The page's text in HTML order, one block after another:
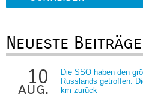
Neueste Beiträge
10
aug.
Die SSO haben den
Russlands getroffen:
km zurück